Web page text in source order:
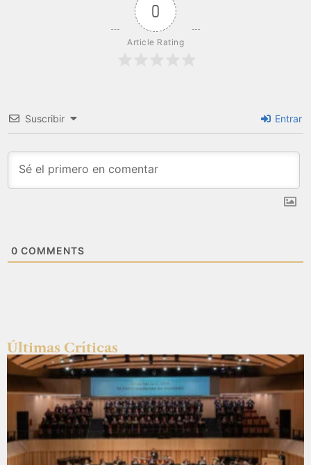
0
Article Rating
Suscribir Entrar
0 COMMENTS
Últimas Críticas